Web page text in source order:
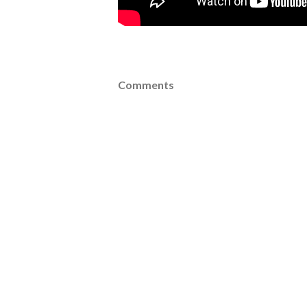
Comments